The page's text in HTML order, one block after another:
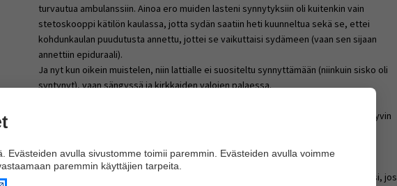
turvautua ambulanssiin. Ainoa ero muiden lasteni synnytyksiin oli kuitenkin vain
stetoskooppi kätilön kaulassa, jotta sydän saatiin heti kuunneltua sekä se, ettei
kohdunkaulan puudutusta annettu, jottei se vaikuttaisi sydämeen (vaan sen sijaan
annettiin epiduraali).
Ja nyt kun oikein muistelen, niin lattialle ei suositeltu synnyttämään (niinkuin sisko oli
syntynyt), vaan sängyssä ja kirkkaiden valojen palaessa.
synnytykseen. Ja toisaalta kaikkien vauvojen vointia seurataan mahdollisimman hyvin
Meillä kaikki meni hyvin ja sain Tuulikkini vatsani päälle köllöttelemään ennen
lääkärintarkastusta. Siitä tosin etukäteen varoiteltiin, että niin ei välttämättä kävisi, jos
Evästeiden avulla sivustomme toimii paremmin. Evästeiden avulla voimme
paremmin käyttäjien tarpeita.